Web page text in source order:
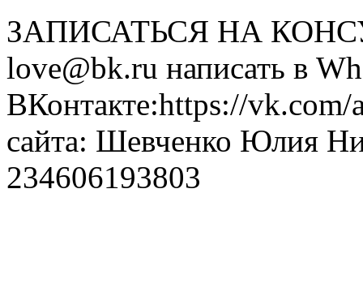
ЗАПИСАТЬСЯ НА
love@bk.ru написать в
ВКонтакте:https://
сайта: Шевченко Юлия
234606193803